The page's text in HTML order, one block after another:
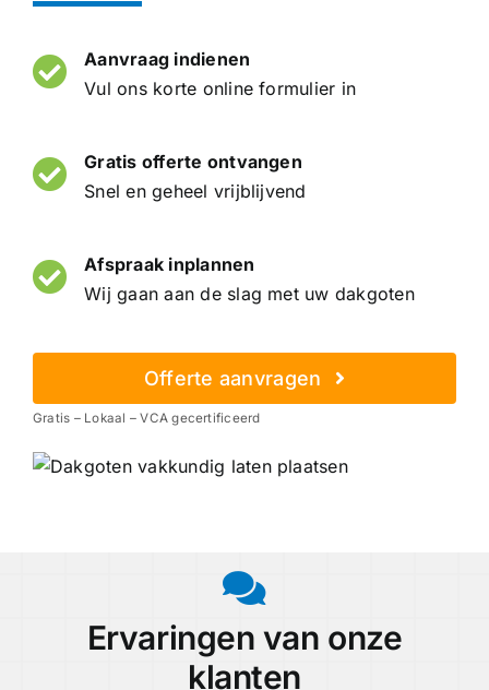
Aanvraag indienen
Vul ons korte online formulier in
Gratis offerte ontvangen
Snel en geheel vrijblijvend
Afspraak inplannen
Wij gaan aan de slag met uw dakgoten
Offerte aanvragen
Gratis – Lokaal – VCA gecertificeerd
Ervaringen van onze
klanten